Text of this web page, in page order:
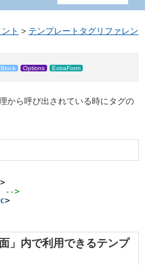
ト > テンプレートタグリファレン
Block Options ExtraForm
から呼び出されている時にタグの
>
-->
>
」内で利用できるテンプ